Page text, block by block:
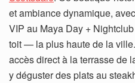
et ambiance dynamique,
VIP au Maya Day +
toit — la plus haute de la
accès direct à la terrasse de
y déguster des plats au